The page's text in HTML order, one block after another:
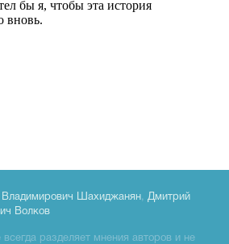
Владимирович Шахиджанян, Дмитрий
Волков
разделяет мнения авторов и не